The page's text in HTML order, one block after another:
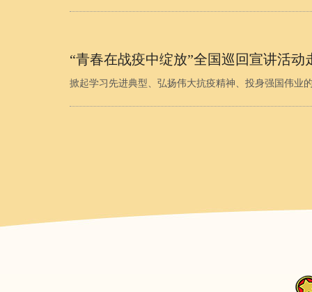
“青春在战疫中绽放”全国巡回宣讲活动
掀起学习先进典型、弘扬伟大抗疫精神、投身强国伟业